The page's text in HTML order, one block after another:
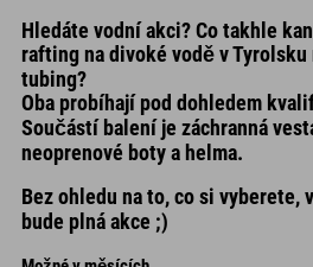
Hledáte vodní akci? Co takhle
rafting na divoké vodě v Tyrolsku
tubing?
Oba probíhají pod dohledem
Součástí balení je záchranná
neoprenové boty a helma.
Bez ohledu na to, co si vyberete,
bude plná akce ;)